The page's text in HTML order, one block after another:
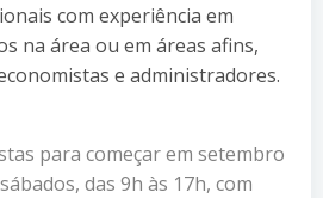
com experiência em
na área ou em áreas afins,
e administradores.
para começar em setembro
das 9h às 17h, com